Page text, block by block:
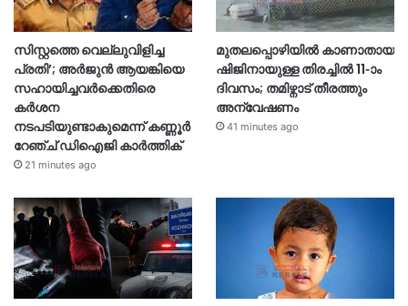
സിസ്റ്റത്തെ വെല്ലുവിളിച്ച
പ്രതി’; അർജുൻ ആയങ്കിയെ
സഹായിച്ചവർക്കെതിരെ
കർശന
നടപടിയുണ്ടാകുമെന്ന് കണ്ണൂർ
റേഞ്ച് ഡിഐജി കാർത്തിക്
21 minutes ago
മുതലപ്പൊഴിയിൽ കാണാതായ
ഷിജിനായുള്ള തിരച്ചിൽ 11-ാം
ദിവസം; തമിഴ്നാട് തീരത്തും
അന്വേഷണം
41 minutes ago